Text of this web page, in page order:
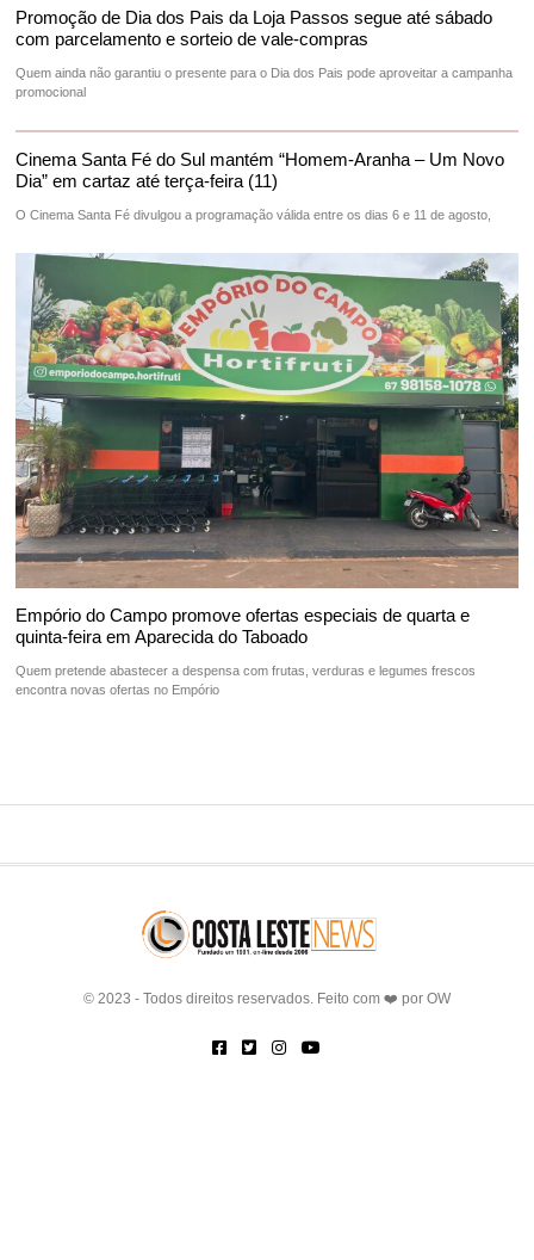
Promoção de Dia dos Pais da Loja Passos segue até sábado
com parcelamento e sorteio de vale-compras
Quem ainda não garantiu o presente para o Dia dos Pais pode aproveitar a campanha
promocional
Cinema Santa Fé do Sul mantém “Homem-Aranha – Um Novo
Dia” em cartaz até terça-feira (11)
O Cinema Santa Fé divulgou a programação válida entre os dias 6 e 11 de agosto,
Empório do Campo promove ofertas especiais de quarta e
quinta-feira em Aparecida do Taboado
Quem pretende abastecer a despensa com frutas, verduras e legumes frescos
encontra novas ofertas no Empório
© 2023 - Todos direitos reservados. Feito com ❤️ por OW